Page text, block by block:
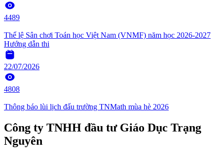
4489
Thể lệ Sân chơi Toán học Việt Nam (VNMF) năm học 2026-2027
Hướng dẫn thi
22/07/2026
4808
Thông báo lùi lịch đấu trường TNMath mùa hè 2026
Công ty TNHH đầu tư Giáo Dục Trạng
Nguyên